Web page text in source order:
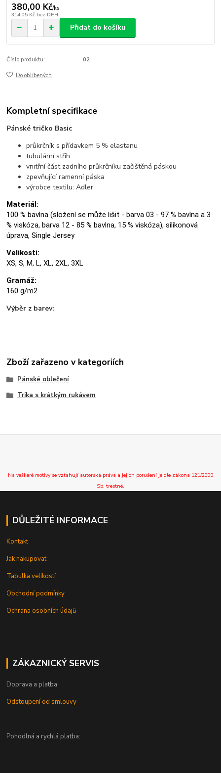
380,00 Kč/ks
314,05 Kč bez DPH
Přidat do košíku
Číslo produktu: 02
Do oblíbených
Kompletní specifikace
Pánské tričko Basic
průkrčník s přídavkem 5 % elastanu
tubulární střih
vnitřní část zadního průkrčníku začištěná páskou
zpevňující ramenní páska
výrobce textilu: Adler
Materiál:
100 % bavlna (složení se může lišit - barva 03 - 97 % bavlna a 3
% viskóza, barva 12 - 85 % bavlna, 15 % viskóza), silikonová
úprava, Single Jersey
Velikosti:
XS, S, M, L, XL, 2XL, 3XL
Gramáž:
160 g/m2
Výběr z barev:
Zboží zařazeno v kategoriích
Pánské oblečení
Trika s krátkým rukávem
Na veškeré motivy se vztahují autorská práva a jejich porušení je dle zákona 121/2000
Sb. trestné.
DŮLEŽITÉ INFORMACE
Kontakt
Jak nakupovat
Tabulka velikostí
Obchodní podmínky
Ochrana osobních údajů
ZÁKAZNICKÝ SERVIS
Doprava a platba
Odstoupení od smlouvy
Pohodlná a rychlá platba: